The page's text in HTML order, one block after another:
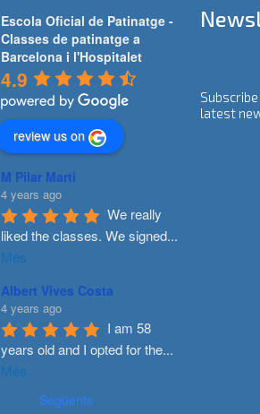
Escola Oficial de Patinatge -
Classes de patinatge a
Barcelona i l'Hospitalet
4.9
review us on
M Pilar Marti
4 years ago
We really
liked the classes. We signed...
Més
Albert Vives Costa
4 years ago
I am 58
years old and I opted for the...
Més
Següents
latest